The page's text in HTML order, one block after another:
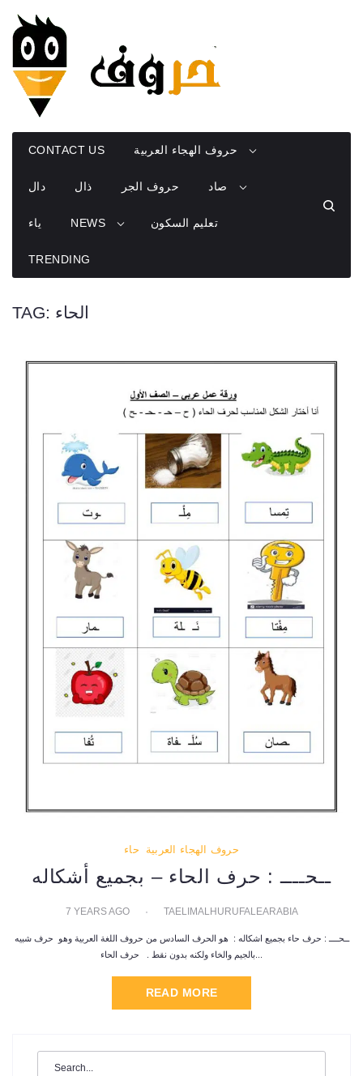
content
CONTACT US حروف الهجاء العربية
دال ذال حروف الجر صاد
ياء NEWS تعليم السكون
TRENDING
TAG: الحاء
حاء حروف الهجاء العربية
ــحــــ : حرف الحاء – بجميع أشكاله
7 YEARS AGO TAELIMALHURUFALEARABIA
ــحــــ : حرف حاء بجميع اشكاله : هو الحرف السادس من حروف اللغة العربية وهو حرف شبيه
READ MORE